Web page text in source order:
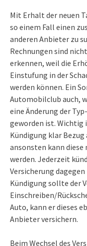
Mit Erhalt der neuen
so einem Fall einen
anderen Anbieter zu
Rechnungen sind
erkennen, weil die
Einstufung in der
werden können. Ein
Automobilclub auch,
eine Änderung der
geworden ist. Wichtig
Kündigung klar
ansonsten kann diese
werden. Jederzeit
Versicherung
Kündigung sollte der
Einschreiben/
Auto, kann er dieses
Anbieter versichern.
Beim Wechsel des